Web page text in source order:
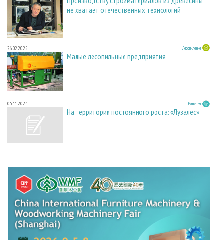
не хватает отечественных технологий
26.02.2025 Лесопиление
Малые лесопильные предприятия
05.11.2024 Развитие
На территории постоянного роста: «Лузалес»